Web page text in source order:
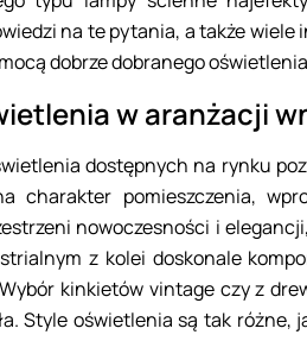
na te pytania, a także
dobrze dobranego
w aranżacji
dostępnych na rynku
charakter pomieszczenia,
nowoczesności i
z kolei doskonale
kinkietów vintage czy z
Style oświetlenia są tak różne,